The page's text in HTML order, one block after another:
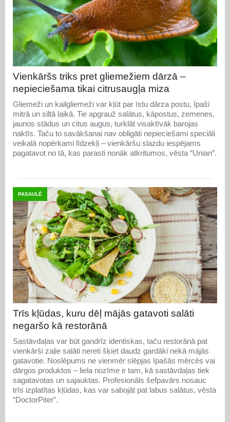
Vienkāršs triks pret gliemežiem dārzā –
nepieciešama tikai citrusaugļa miza
Gliemeži un kailgliemeži var kļūt par īstu dārza postu, īpaši
mitrā un siltā laikā. Tie apgrauž salātus, kāpostus, zemenes,
jaunos stādus un citus augus, turklāt visaktīvāk barojas
naktīs. Taču to savākšanai nav obligāti nepieciešami speciāli
veikalā nopērkami līdzekļi – vienkāršu slazdu iespējams
pagatavot no tā, kas parasti nonāk atkritumos, vēsta “Unian”.
PASAULĒ
Trīs kļūdas, kuru dēļ mājās gatavoti salāti
negaršo kā restorānā
Sastāvdaļas var būt gandrīz identiskas, taču restorānā pat
vienkārši zaļie salāti nereti šķiet daudz gardāki nekā mājās
gatavotie. Noslēpums ne vienmēr slēpjas īpašās mērcēs vai
dārgos produktos – liela nozīme ir tam, kā sastāvdaļas tiek
sagatavotas un sajauktas. Profesionāls šefpavārs nosauc
trīs izplatītas kļūdas, kas var sabojāt pat labus salātus, vēsta
“DoctorPiter”.